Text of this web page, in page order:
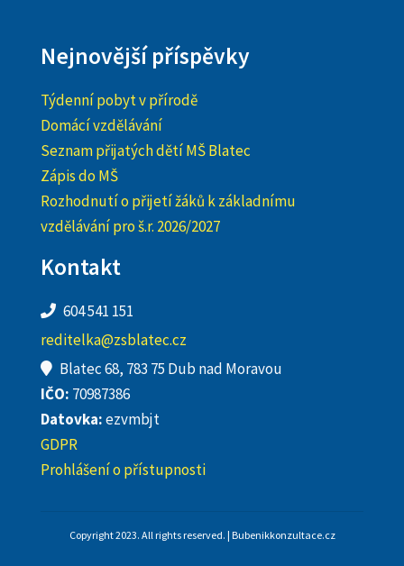
Nejnovější příspěvky
Týdenní pobyt v přírodě
Domácí vzdělávání
Seznam přijatých dětí MŠ Blatec
Zápis do MŠ
Rozhodnutí o přijetí žáků k základnímu
vzdělávání pro š.r. 2026/2027
Kontakt
604 541 151
reditelka@zsblatec.cz
Blatec 68, 783 75 Dub nad Moravou
IČO: 70987386
Datovka:ezvmbjt
GDPR
Prohlášení o přístupnosti
Copyright 2023. All rights reserved. | Bubenikkonzultace.cz